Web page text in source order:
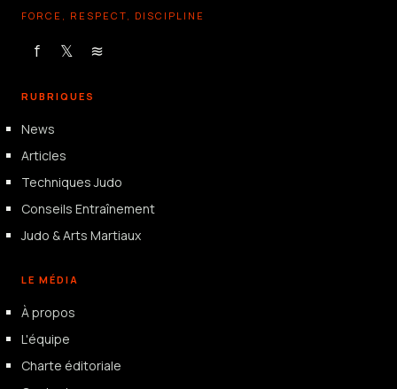
FORCE, RESPECT, DISCIPLINE
f 𝕏 ≋
RUBRIQUES
News
Articles
Techniques Judo
Conseils Entraînement
Judo & Arts Martiaux
LE MÉDIA
À propos
L'équipe
Charte éditoriale